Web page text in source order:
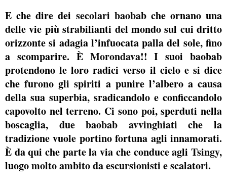
E che dire dei secolari baobabche ornano una
delle vie più strabilianti del mondo sul cui dritto
orizzonte si adagia l’infuocata palla del sole, fino
a scomparire. È Morondava!! I suoi baobab
protendono le loro radici verso il cielo e si dice
che furono gli spiriti a punire l’albero a causa
della sua superbia, sradicandolo e conficcandolo
capovolto nel terreno. Ci sono poi, sperduti nella
boscaglia, due baobab avvinghiati che la
tradizione vuole portino fortuna agli innamorati.
È da qui che parte la via che conduce agli Tsingy,
luogomolto ambito da escursionisti e scalatori.